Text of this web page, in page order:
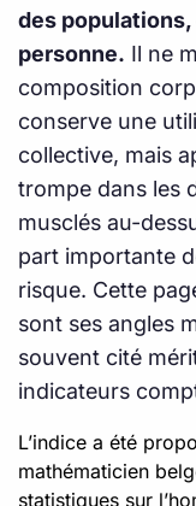
des
personne. Il ne
composition
conserve une
collective, mais
trompe dans les
musclés au-
part importante
risque. Cette
sont ses angles
souvent cité
indicateurs
L’indice a été
mathématicien
statistiques sur